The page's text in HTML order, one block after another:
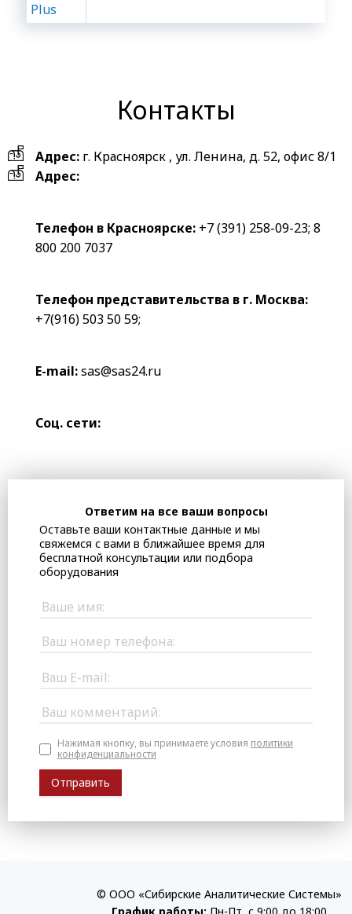
Контакты
Адрес: г. Красноярск , ул. Ленина, д. 52, офис 8/1
Адрес:
Телефон в Красноярске: +7 (391) 258-09-23; 8
800 200 7037
Телефон представительства в г. Москва:
+7(916) 503 50 59;
E-mail:sas@sas24.ru
Соц. сети:
Ответим на все ваши вопросы
Оставьте ваши контактные данные и мы
свяжемся с вами в ближайшее время для
бесплатной консультации или подбора
оборудования
Нажимая кнопку, вы принимаете условия политики
конфиденциальности
© ООО «Сибирские Аналитические Системы»